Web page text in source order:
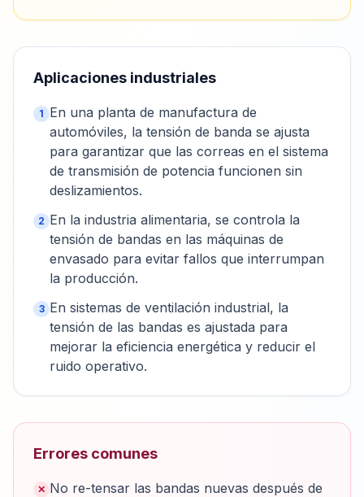
Aplicaciones industriales
1 En una planta de manufactura de
automóviles, la tensión de banda se ajusta
para garantizar que las correas en el sistema
de transmisión de potencia funcionen sin
deslizamientos.
2 En la industria alimentaria, se controla la
tensión de bandas en las máquinas de
envasado para evitar fallos que interrumpan
la producción.
3 En sistemas de ventilación industrial, la
tensión de las bandas es ajustada para
mejorar la eficiencia energética y reducir el
ruido operativo.
Errores comunes
✕ No re-tensar las bandas nuevas después de